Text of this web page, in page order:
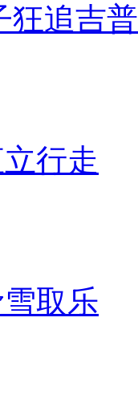
狂追吉
行走
取乐